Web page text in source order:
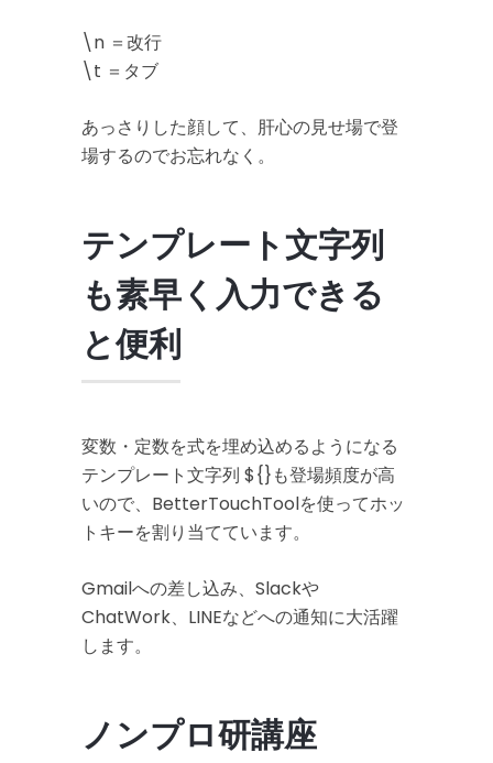
\n ＝改行
\t ＝タブ
あっさりした顔して、肝心の見せ場で登
場するのでお忘れなく。
テンプレート文字列
も素早く入力できる
と便利
変数・定数を式を埋め込めるようになる
テンプレート文字列 ${}も登場頻度が高
いので、BetterTouchToolを使ってホッ
トキーを割り当てています。
Gmailへの差し込み、Slackや
ChatWork、LINEなどへの通知に大活躍
します。
ノンプロ研講座